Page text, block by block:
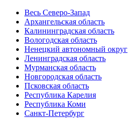
Весь Северо-Запад
Архангельская область
Калининградская область
Вологодская область
Ненецкий автономный округ
Ленинградская область
Мурманская область
Новгородская область
Псковская область
Республика Карелия
Республика Коми
Санкт-Петербург